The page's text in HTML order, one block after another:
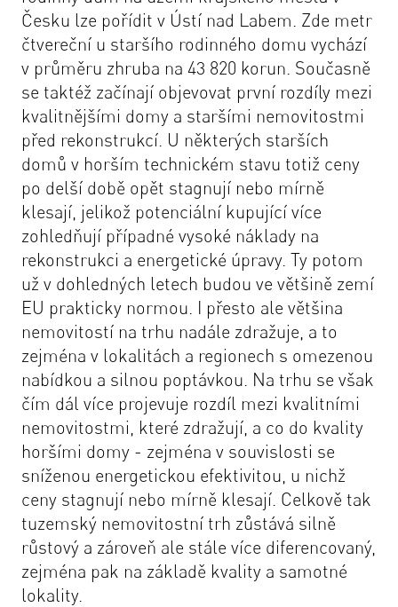
Česku lze pořídit v Ústí nad Labem. Zde metr
čtvereční u staršího rodinného domu vychází
v průměru zhruba na 43 820 korun. Současně
se taktéž začínají objevovat první rozdíly mezi
kvalitnějšími domy a staršími nemovitostmi
před rekonstrukcí. U některých starších
domů v horším technickém stavu totiž ceny
po delší době opět stagnují nebo mírně
klesají, jelikož potenciální kupující více
zohledňují případné vysoké náklady na
rekonstrukci a energetické úpravy. Ty potom
už v dohledných letech budou ve většině zemí
EU prakticky normou. I přesto ale většina
nemovitostí na trhu nadále zdražuje, a to
zejména v lokalitách a regionech s omezenou
nabídkou a silnou poptávkou. Na trhu se však
čím dál více projevuje rozdíl mezi kvalitními
nemovitostmi, které zdražují, a co do kvality
horšími domy - zejména v souvislosti se
sníženou energetickou efektivitou, u nichž
ceny stagnují nebo mírně klesají. Celkově tak
tuzemský nemovitostní trh zůstává silně
růstový a zároveň ale stále více diferencovaný,
zejména pak na základě kvality a samotné
lokality.